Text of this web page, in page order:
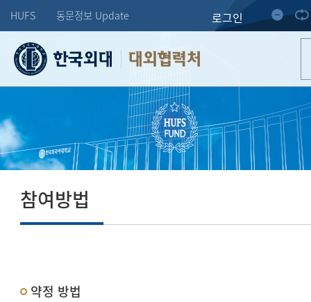
HUFS 동문정보 Update 로그인
대외협력처
참여방법
약정 방법